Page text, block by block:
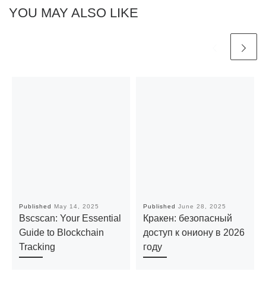
YOU MAY ALSO LIKE
Published May 14, 2025
Bscscan: Your Essential
Guide to Blockchain
Tracking
Published June 28, 2025
Кракен: безопасный
доступ к ониону в 2026
году